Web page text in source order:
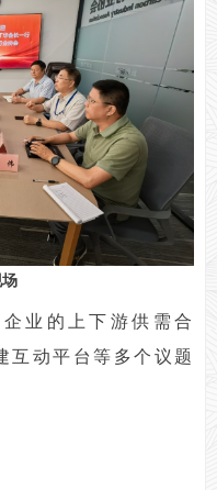
业的上下游供需合
互动平台等多个议题